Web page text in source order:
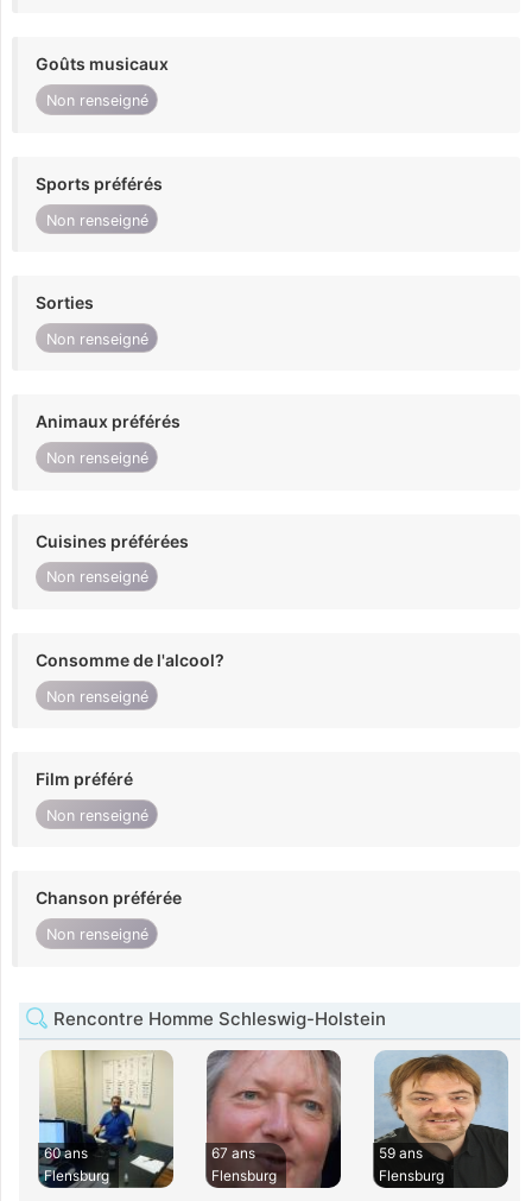
Goûts musicaux
Non renseigné
Sports préférés
Non renseigné
Sorties
Non renseigné
Animaux préférés
Non renseigné
Cuisines préférées
Non renseigné
Consomme de l'alcool?
Non renseigné
Film préféré
Non renseigné
Chanson préférée
Non renseigné
Rencontre Homme Schleswig-Holstein
60 ans
Flensburg
67 ans
Flensburg
59 ans
Flensburg